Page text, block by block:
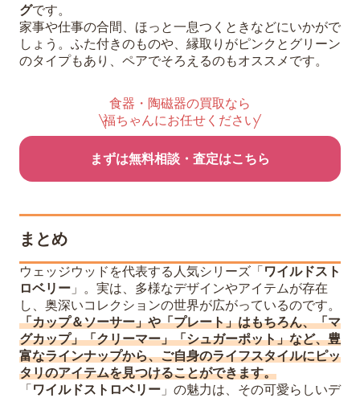
グです。
家事や仕事の合間、ほっと一息つくときなどにいかがで
しょう。ふた付きのものや、縁取りがピンクとグリーン
のタイプもあり、ペアでそろえるのもオススメです。
食器・陶磁器の買取なら
福ちゃんにお任せください
まずは無料相談・査定はこちら
まとめ
ウェッジウッドを代表する人気シリーズ「 ワイルドスト
ロベリー 」。実は、多様なデザインやアイテムが存在
し、奥深いコレクションの世界が広がっているのです。
「カップ＆ソーサー」や「プレート」はもちろん、「マ
グカップ」「クリーマー」「シュガーポット」など、豊
富なラインナップから、ご自身のライフスタイルにピッ
タリのアイテムを見つけることができます。
「 ワイルドストロベリー 」の魅力は、その可愛らしいデ